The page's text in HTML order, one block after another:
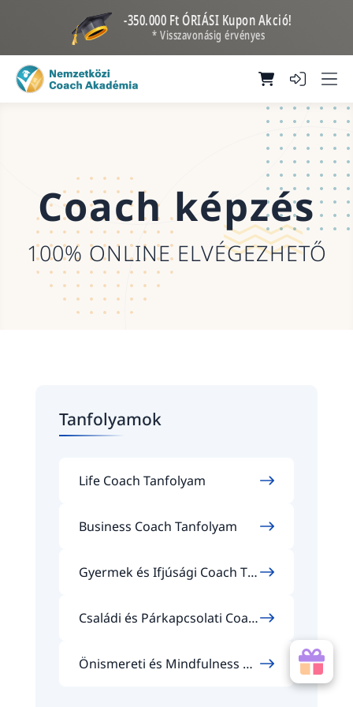
-350.000 Ft ÓRIÁSI Kupon Akció!
* Visszavonásig érvényes
Coach képzés
100% ONLINE ELVÉGEZHETŐ
Tanfolyamok
Life Coach Tanfolyam
Business Coach Tanfolyam
Gyermek és Ifjúsági Coach Ta
Családi és Párkapcsolati Coac
Önismereti és Mindfulness Co